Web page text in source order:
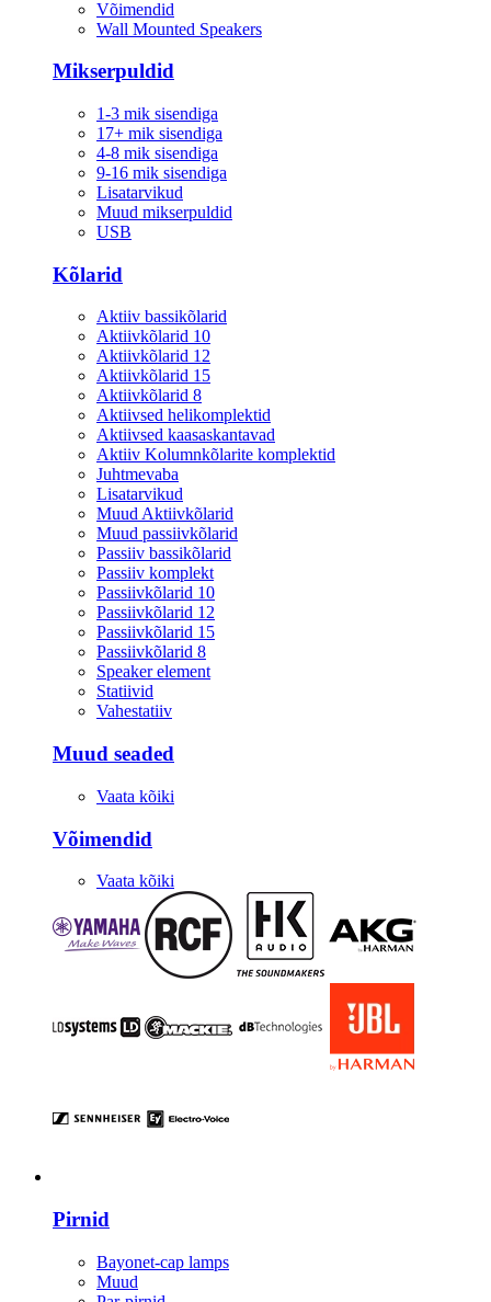
Võimendid
Wall Mounted Speakers
Mikserpuldid
1-3 mik sisendiga
17+ mik sisendiga
4-8 mik sisendiga
9-16 mik sisendiga
Lisatarvikud
Muud mikserpuldid
USB
Kõlarid
Aktiiv bassikõlarid
Aktiivkõlarid 10
Aktiivkõlarid 12
Aktiivkõlarid 15
Aktiivkõlarid 8
Aktiivsed helikomplektid
Aktiivsed kaasaskantavad
Aktiiv Kolumnkõlarite komplektid
Juhtmevaba
Lisatarvikud
Muud Aktiivkõlarid
Muud passiivkõlarid
Passiiv bassikõlarid
Passiiv komplekt
Passiivkõlarid 10
Passiivkõlarid 12
Passiivkõlarid 15
Passiivkõlarid 8
Speaker element
Statiivid
Vahestatiiv
Muud seaded
Vaata kõiki
Võimendid
Vaata kõiki
Pirnid
Bayonet-cap lamps
Muud